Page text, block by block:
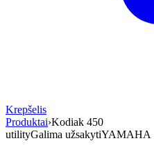
Krepšelis
Produktai›Kodiak 450
utilityGalima užsakytiYAMAHA